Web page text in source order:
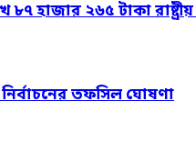
৮৭ হাজার ২৬৫ টাকা
নির্বাচনের তফসিল ঘোষণা